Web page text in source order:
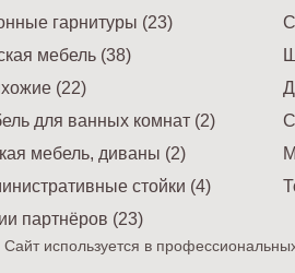
гарнитуры (23)
мебель (38)
(22)
для ванных комнат (2)
мебель, диваны (2)
стойки (4)
партнёров (23)
используется в